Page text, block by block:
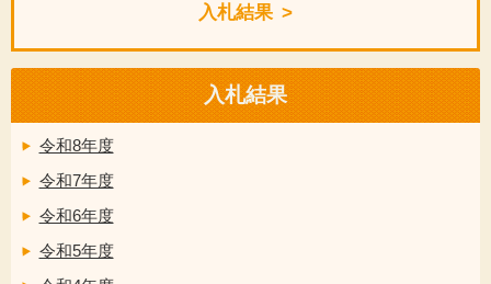
入札結果
入札結果
令和8年度
令和7年度
令和6年度
令和5年度